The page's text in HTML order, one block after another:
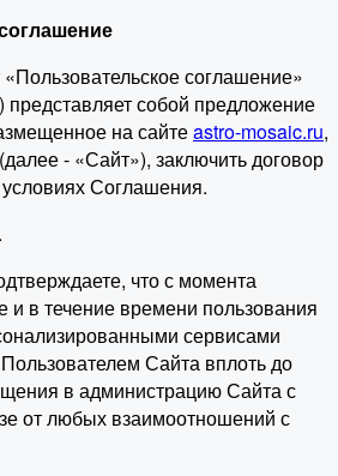
соглашение»
собой предложение
на сайтеastro-mosaic.ru,
- «Сайт»), заключить договор
Соглашения.
что с момента
и в течение времени пользования
сервисами
Сайта вплоть до
в администрацию Сайта с
от любых взаимоотношений с